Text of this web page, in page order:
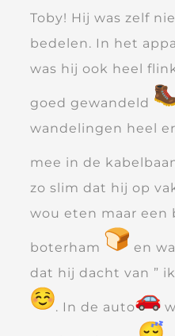
Toby! Hij was zelf
bedelen. In het
was hij ook heel
goed gewandeld
wandelingen heel
mee in de
zo slim dat hij op
wou eten maar een
boterham en
dat hij dacht van ”
. In de auto